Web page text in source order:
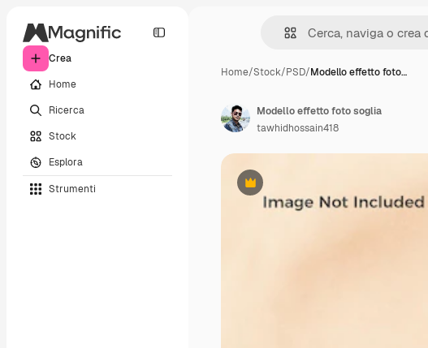
Crea
Home
Ricerca
Stock
Esplora
Strumenti
Home/Stock/PSD/Modello effetto foto…
Premium
Modello effetto foto soglia
tawhidhossain418